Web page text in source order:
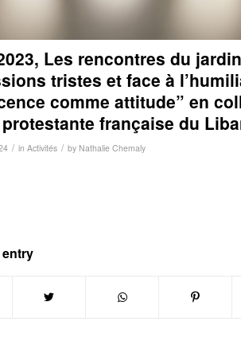
Les rencontres du
tristes et face à
comme attitude” en
protestante française du
/ in Activités / by Nathalie Chemaly